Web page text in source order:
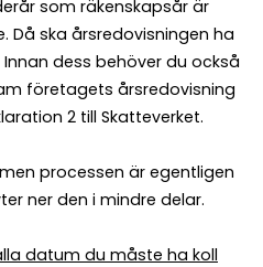
som räkenskapsår är
Då ska årsredovisningen ha
dess behöver du också
företagets årsredovisning
2 till Skatteverket.
processen är egentligen
ner den i mindre delar.
datum du måste ha koll